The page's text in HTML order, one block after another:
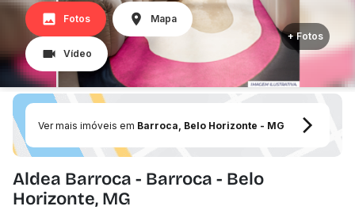
Fotos Mapa
Vídeo
+ Fotos
Ver mais imóveis em Barroca, Belo Horizonte - MG
Aldea Barroca - Barroca - Belo
Horizonte, MG